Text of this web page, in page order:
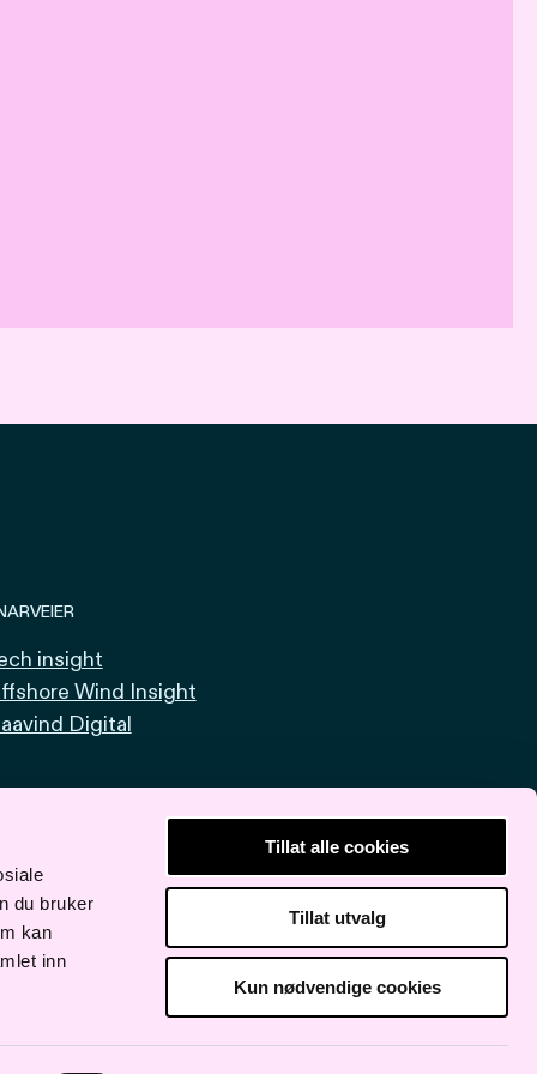
du bruker
kan
inn
Tillat alle cookies
Tillat utvalg
Kun nødvendige cookies
insight
Wind Insight
Digital